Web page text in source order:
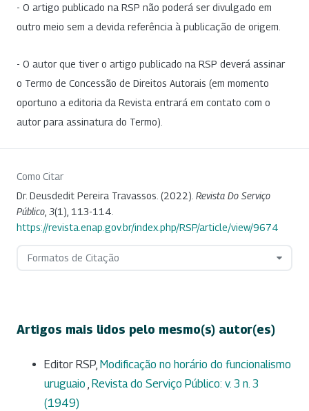
- O artigo publicado na RSP não poderá ser divulgado em
outro meio sem a devida referência à publicação de origem.
- O autor que tiver o artigo publicado na RSP deverá assinar
o Termo de Concessão de Direitos Autorais (em momento
oportuno a editoria da Revista entrará em contato com o
autor para assinatura do Termo).
Como Citar
Dr. Deusdedit Pereira Travassos. (2022). Revista Do Serviço
Público 3(1), 113-114.
https://revista.enap.gov.br/index.php/RSP/article/view/9674
Formatos de Citação
Artigos mais lidos pelo mesmo(s) autor(es)
Editor RSP, Modificação no horário do funcionalismo
uruguaio , Revista do Serviço Público: v. 3 n. 3
(1949)